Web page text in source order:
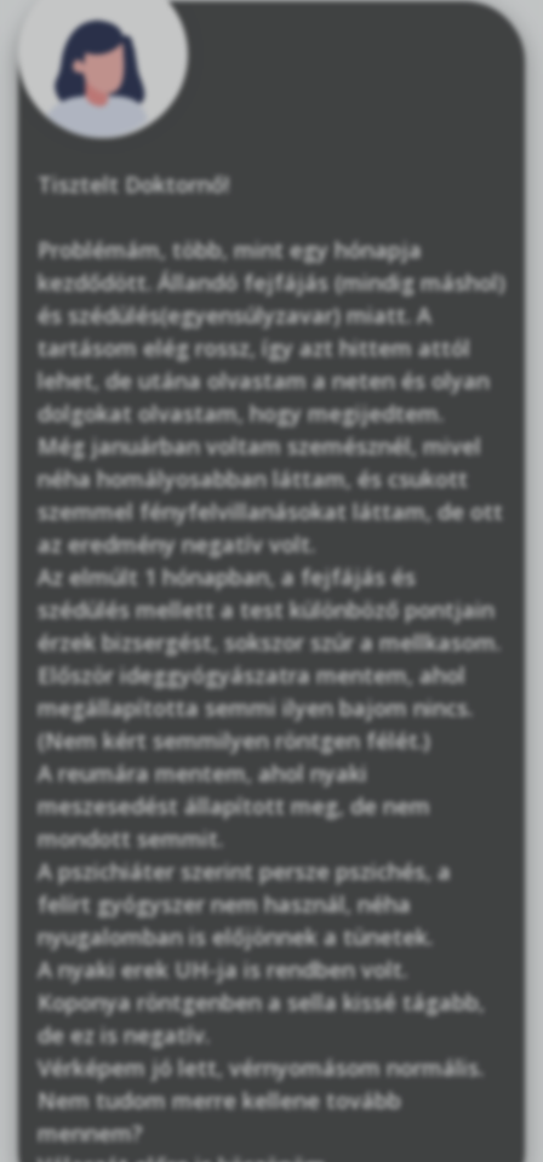
Tisztelt Doktornő!
Problémám, több, mint egy hónapja
kezdődött. Állandó fejfájás (mindig máshol)
és szédülés(egyensúlyzavar) miatt. A
tartásom elég rossz, így azt hittem attól
lehet, de utána olvastam a neten és olyan
dolgokat olvastam, hogy megijedtem.
Még januárban voltam szemésznél, mivel
néha homályosabban láttam, és csukott
szemmel fényfelvillanásokat láttam, de ott
az eredmény negatív volt.
Az elmúlt 1 hónapban, a fejfájás és
szédülés mellett a test különböző pontjain
érzek bizsergést, sokszor szúr a mellkasom.
Először ideggyógyászatra mentem, ahol
megállapította semmi ilyen bajom nincs.
(Nem kért semmilyen röntgen félét.)
A reumára mentem, ahol nyaki
meszesedést állapított meg, de nem
mondott semmit.
A pszichiáter szerint persze pszichés, a
felírt gyógyszer nem használ, néha
nyugalomban is előjönnek a tünetek.
A nyaki erek UH-ja is rendben volt.
Koponya röntgenben a sella kissé tágabb,
de ez is negatív.
Vérképem jó lett, vérnyomásom normális.
Nem tudom merre kellene tovább
mennem?